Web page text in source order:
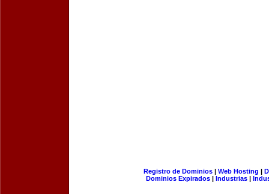
Registro de Dominios| Web Hosting |
Dominios Expirados | Industrias |